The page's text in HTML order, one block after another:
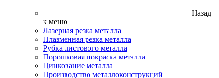
Назад
к меню
Лазерная резка металла
Плазменная резка металла
Рубка листового металла
Порошковая покраска металла
Цинкование металла
Производство металлоконструкций